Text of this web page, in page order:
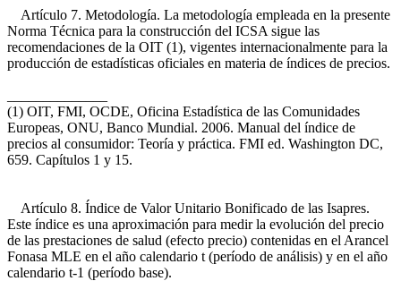
Artículo 7. Metodología. La metodología empleada en la presente
Norma Técnica para la construcción del ICSA sigue las
recomendaciones de la OIT (1), vigentes internacionalmente para la
producción de estadísticas oficiales en materia de índices de precios.
(1) OIT, FMI, OCDE, Oficina Estadística de las Comunidades
Europeas, ONU, Banco Mundial. 2006. Manual del índice de
precios al consumidor: Teoría y práctica. FMI ed. Washington DC,
659. Capítulos 1 y 15.
Artículo 8. Índice de Valor Unitario Bonificado de las Isapres.
Este índice es una aproximación para medir la evolución del precio
de las prestaciones de salud (efecto precio) contenidas en el Arancel
Fonasa MLE en el año calendario t (período de análisis) y en el año
calendario t-1 (período base).